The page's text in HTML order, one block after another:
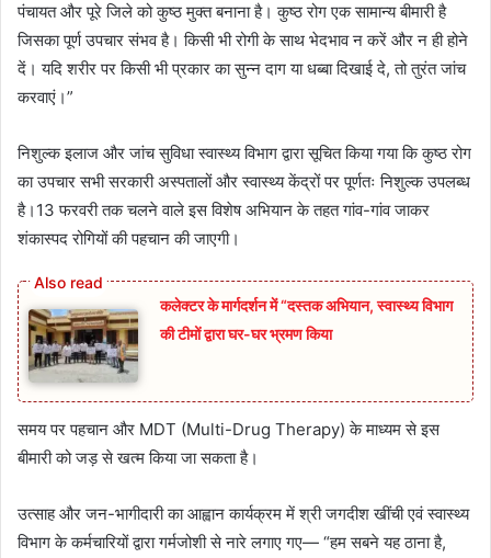
पंचायत और पूरे जिले को कुष्ठ मुक्त बनाना है। कुष्ठ रोग एक सामान्य बीमारी है
जिसका पूर्ण उपचार संभव है। किसी भी रोगी के साथ भेदभाव न करें और न ही होने
दें। यदि शरीर पर किसी भी प्रकार का सुन्न दाग या धब्बा दिखाई दे, तो तुरंत जांच
करवाएं।”
निशुल्क इलाज और जांच सुविधा स्वास्थ्य विभाग द्वारा सूचित किया गया कि कुष्ठ रोग
का उपचार सभी सरकारी अस्पतालों और स्वास्थ्य केंद्रों पर पूर्णतः निशुल्क उपलब्ध
है।13 फरवरी तक चलने वाले इस विशेष अभियान के तहत गांव-गांव जाकर
शंकास्पद रोगियों की पहचान की जाएगी।
कलेक्टर के मार्गदर्शन में “दस्तक अभियान,‌ स्वास्थ्य विभाग
की टीमों द्वारा घर-घर भ्रमण किया
समय पर पहचान और MDT (Multi-Drug Therapy) के माध्यम से इस
बीमारी को जड़ से खत्म किया जा सकता है।
उत्साह और जन-भागीदारी का आह्वान कार्यक्रम में श्री जगदीश खींची एवं स्वास्थ्य
विभाग के कर्मचारियों द्वारा गर्मजोशी से नारे लगाए गए— “हम सबने यह ठाना है,